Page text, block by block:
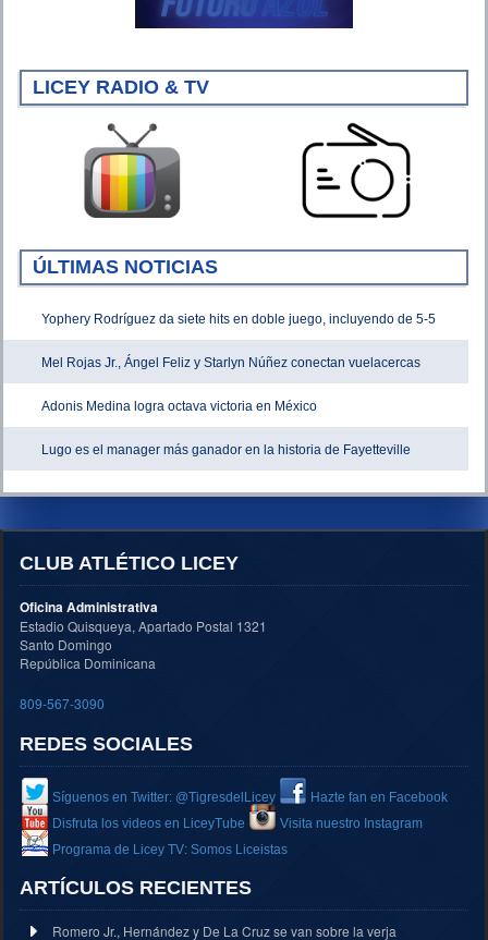
LICEY RADIO & TV
ÚLTIMAS NOTICIAS
Yophery Rodríguez da siete hits en doble juego, incluyendo de 5-5
Mel Rojas Jr., Ángel Feliz y Starlyn Núñez conectan vuelacercas
Adonis Medina logra octava victoria en México
Lugo es el manager más ganador en la historia de Fayetteville
CLUB ATLÉTICO LICEY
Oficina Administrativa
Estadio Quisqueya, Apartado Postal 1321
Santo Domingo
República Dominicana
809-567-3090
REDES SOCIALES
Síguenos en Twitter: @TigresdelLicey
Hazte fan en Facebook
Disfruta los videos en LiceyTube
Visita nuestro Instagram
Programa de Licey TV: Somos Liceistas
ARTÍCULOS RECIENTES
Romero Jr., Hernández y De La Cruz se van sobre la verja